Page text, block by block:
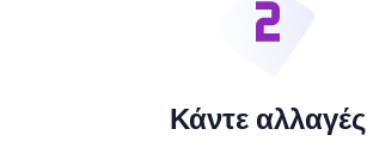
Κάντε αλλαγές